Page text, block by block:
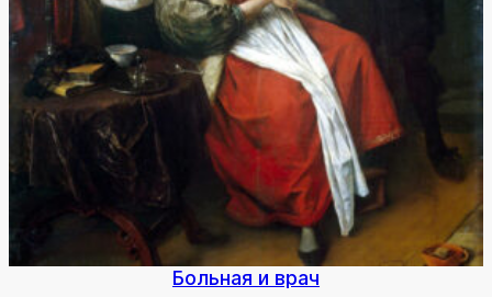
Боль­ная и врач